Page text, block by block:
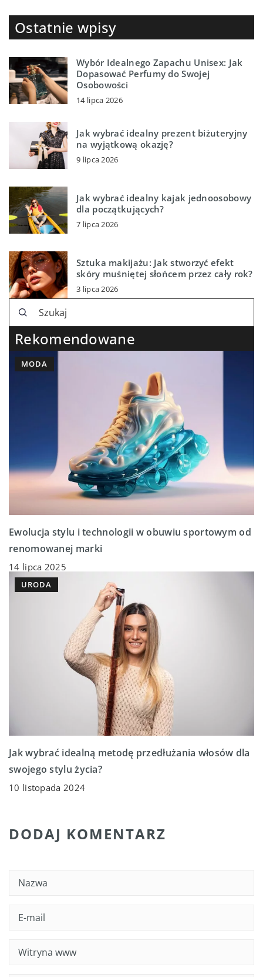
Ostatnie wpisy
Wybór Idealnego Zapachu Unisex: Jak
Dopasować Perfumy do Swojej
Osobowości
14 lipca 2026
Jak wybrać idealny prezent biżuteryjny
na wyjątkową okazję?
9 lipca 2026
Jak wybrać idealny kajak jednoosobowy
dla początkujących?
7 lipca 2026
Sztuka makijażu: Jak stworzyć efekt
skóry muśniętej słońcem przez cały rok?
3 lipca 2026
Rekomendowane
MODA
Ewolucja stylu i technologii w obuwiu sportowym od
renomowanej marki
14 lipca 2025
URODA
Jak wybrać idealną metodę przedłużania włosów dla
swojego stylu życia?
10 listopada 2024
DODAJ KOMENTARZ